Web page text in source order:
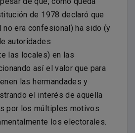
de 1978 declaró que
no era confesional) ha sido (y
autoridades
las locales) en las
así el valor que para
las hermandades y
el interés de aquella
por los múltiples motivos
los electorales.